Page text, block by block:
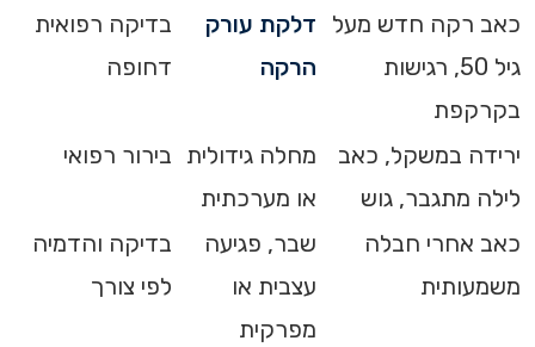
כאב רקה חדש מעל
גיל 50, רגישות
בקרקפת
דלקת עורק
הרקה
בדיקה רפואית
דחופה
ירידה במשקל, כאב
לילה מתגבר, גוש
מחלה גידולית
או מערכתית
בירור רפואי
כאב אחרי חבלה
משמעותית
שבר, פגיעה
עצבית או
מפרקית
בדיקה והדמיה
לפי צורך